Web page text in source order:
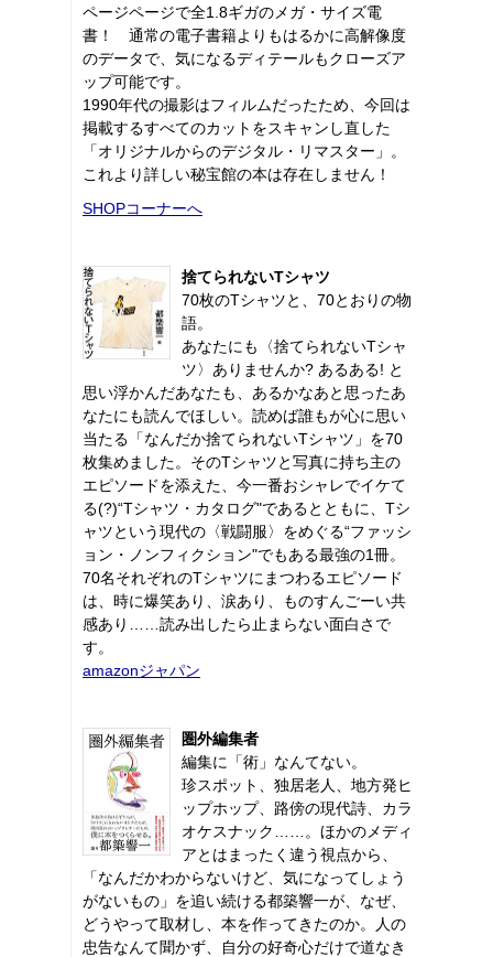
ページページで全1.8ギガのメガ・サイズ電
書！ 通常の電子書籍よりもはるかに高解像度
のデータで、気になるディテールもクローズア
ップ可能です。
1990年代の撮影はフィルムだったため、今回は
掲載するすべてのカットをスキャンし直した
「オリジナルからのデジタル・リマスター」。
これより詳しい秘宝館の本は存在しません！
SHOPコーナーへ
捨てられないTシャツ
70枚のTシャツと、70とおりの物
語。
あなたにも〈捨てられないTシャ
ツ〉ありませんか? あるある! と
思い浮かんだあなたも、あるかなあと思ったあ
なたにも読んでほしい。読めば誰もが心に思い
当たる「なんだか捨てられないTシャツ」を70
枚集めました。そのTシャツと写真に持ち主の
エピソードを添えた、今一番おシャレでイケて
る(?)“Tシャツ・カタログ"であるとともに、Tシ
ャツという現代の〈戦闘服〉をめぐる“ファッシ
ョン・ノンフィクション"でもある最強の1冊。
70名それぞれのTシャツにまつわるエピソード
は、時に爆笑あり、涙あり、ものすんごーい共
感あり……読み出したら止まらない面白さで
す。
amazonジャパン
圏外編集者
編集に「術」なんてない。
珍スポット、独居老人、地方発ヒ
ップホップ、路傍の現代詩、カラ
オケスナック……。ほかのメディ
アとはまったく違う視点から、
「なんだかわからないけど、気になってしょう
がないもの」を追い続ける都築響一が、なぜ、
どうやって取材し、本を作ってきたのか。人の
忠告なんて聞かず、自分の好奇心だけで道なき